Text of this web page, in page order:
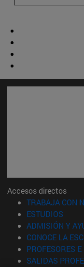
Accesos directos
TRABAJA CON
ESTUDIOS
ADMISIÓN Y
CONOCE LA
PROFESORES
SALIDAS